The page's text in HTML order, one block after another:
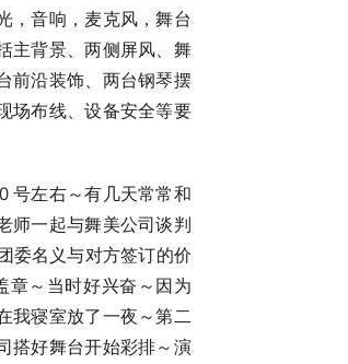
，音响，麦克风，舞台
主背景、两侧屏风、舞
前沿装饰、两台钢琴摆
场布线、设备安全等要
号左右～有几天常常和
师一起与舞美公司谈判
委名义与对方签订的价
章～当时好兴奋～因为
我寝室放了一夜～第二
搭好舞台开始彩排～演